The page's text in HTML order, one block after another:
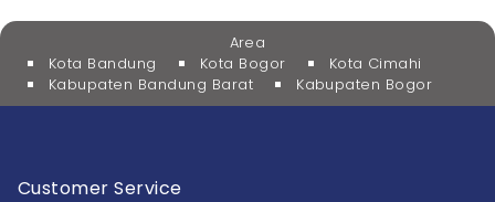
Area
Kota Bandung
Kota Bogor
Kota Cimahi
Kabupaten Bandung Barat
Kabupaten Bogor
Customer Service